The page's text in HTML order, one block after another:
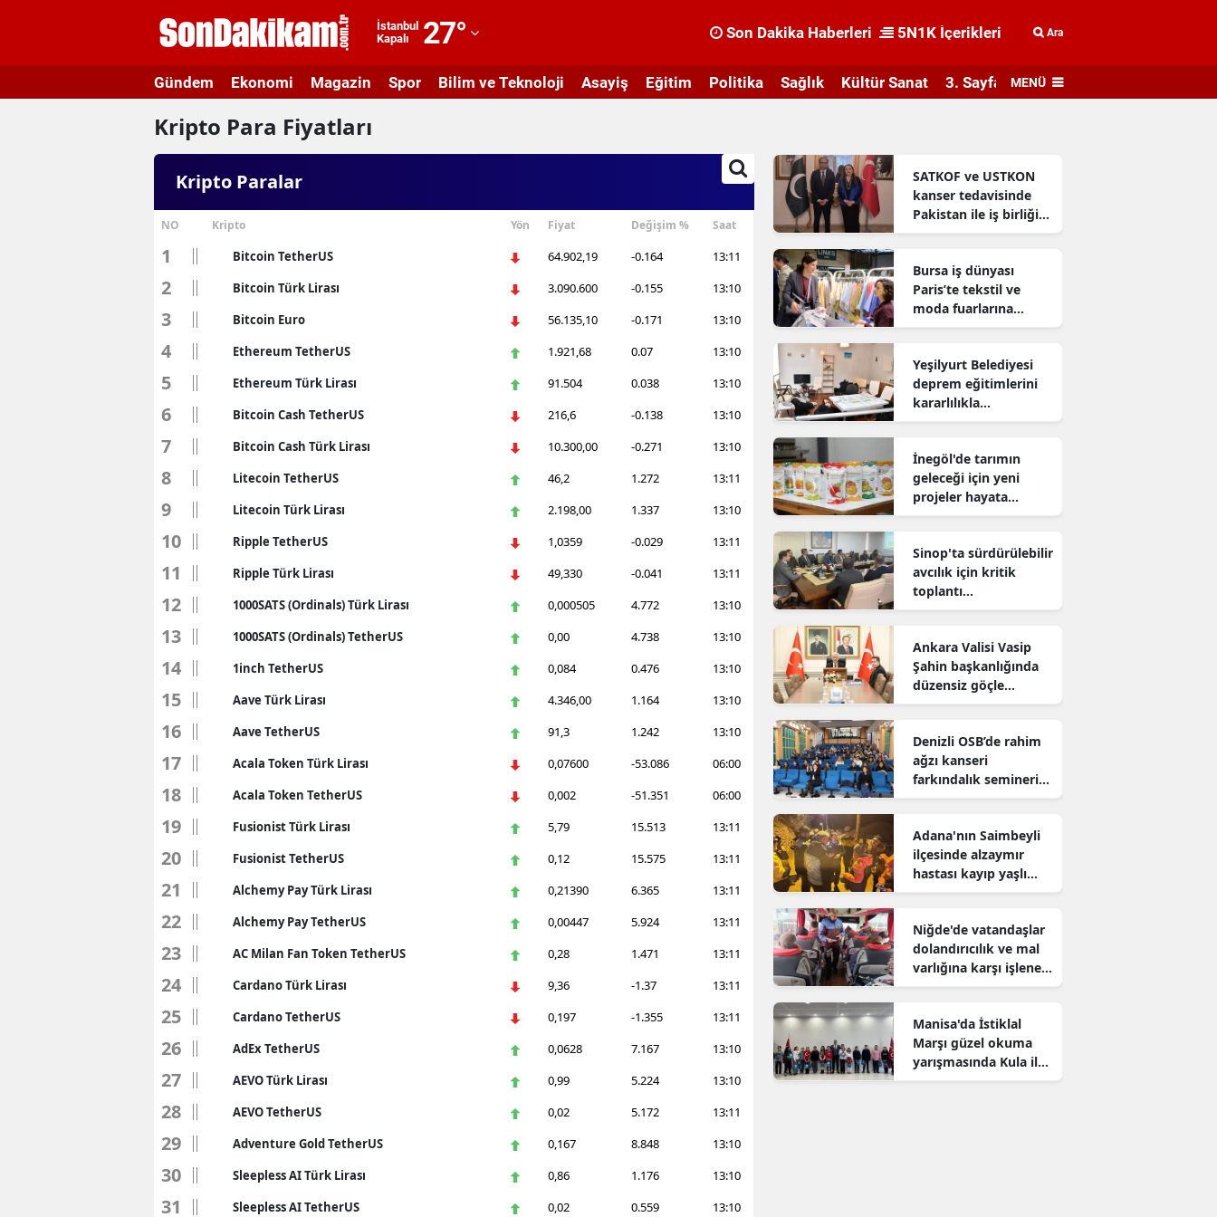
İstanbul
Kapalı
27°
Adıyaman
Bursa
Erzurum
Son Dakika Haberleri 5N1K İçerikleri Ara
Gündem Ekonomi Magazin Spor Bilim ve Teknoloji Asayiş Eğitim Politika Sağlık Kültür Sanat 3. Sayfa MENÜ
Kripto Para Fiyatları
Kripto Paralar
NO Kripto Yön Fiyat Değişim % Saat
1 Bitcoin TetherUS 64.902,19 -0.164 13:11
2 Bitcoin Türk Lirası 3.090.600 -0.155 13:10
3 Bitcoin Euro 56.135,10 -0.171 13:10
4 Ethereum TetherUS 1.921,68 0.07 13:10
5 Ethereum Türk Lirası 91.504 0.038 13:10
6 Bitcoin Cash TetherUS 216,6 -0.138 13:10
7 Bitcoin Cash Türk Lirası 10.300,00 -0.271 13:10
8 Litecoin TetherUS 46,2 1.272 13:11
9 Litecoin Türk Lirası 2.198,00 1.337 13:10
10 Ripple TetherUS 1,0359 -0.029 13:11
11 Ripple Türk Lirası 49,330 -0.041 13:11
12 1000SATS (Ordinals) Türk Lirası 0,000505 4.772 13:10
13 1000SATS (Ordinals) TetherUS 0,00 4.738 13:10
14 1inch TetherUS 0,084 0.476 13:10
15 Aave Türk Lirası 4.346,00 1.164 13:10
16 Aave TetherUS 91,3 1.242 13:10
17 Acala Token Türk Lirası 0,07600 -53.086 06:00
18 Acala Token TetherUS 0,002 -51.351 06:00
19 Fusionist Türk Lirası 5,79 15.513 13:11
20 Fusionist TetherUS 0,12 15.575 13:11
21 Alchemy Pay Türk Lirası 0,21390 6.365 13:11
22 Alchemy Pay TetherUS 0,00447 5.924 13:11
23 AC Milan Fan Token TetherUS 0,28 1.471 13:11
24 Cardano Türk Lirası 9,36 -1.37 13:11
25 Cardano TetherUS 0,197 -1.355 13:11
26 AdEx TetherUS 0,0628 7.167 13:10
27 AEVO Türk Lirası 0,99 5.224 13:10
28 AEVO TetherUS 0,02 5.172 13:11
29 Adventure Gold TetherUS 0,167 8.848 13:10
30 Sleepless AI Türk Lirası 0,86 1.176 13:10
31 Sleepless AI TetherUS 0,02 0.559 13:10
SATKOF ve USTKON
kanser tedavisinde
Pakistan ile iş birliği
geliştiriyor
Bursa iş dünyası
Paris’te tekstil ve
moda fuarlarına
katıldı
Yeşilyurt Belediyesi
deprem eğitimlerini
kararlılıkla
sürdürüyor
İnegöl'de tarımın
geleceği için yeni
projeler hayata
geçiriliyor
Sinop'ta sürdürülebilir
avcılık için kritik
toplantı
gerçekleştirildi
Ankara Valisi Vasip
Şahin başkanlığında
düzensiz göçle
mücadele toplantısı
Denizli OSB’de rahim
ağzı kanseri
farkındalık semineri
düzenlendi
Adana'nın Saimbeyli
ilçesinde alzaymır
hastası kayıp yaşlı
adam aranıyor
Niğde'de vatandaşlar
dolandırıcılık ve mal
varlığına karşı işlenen
suçlar konusunda
Manisa'da İstiklal
Marşı güzel okuma
yarışmasında Kula il
birincisi oldu